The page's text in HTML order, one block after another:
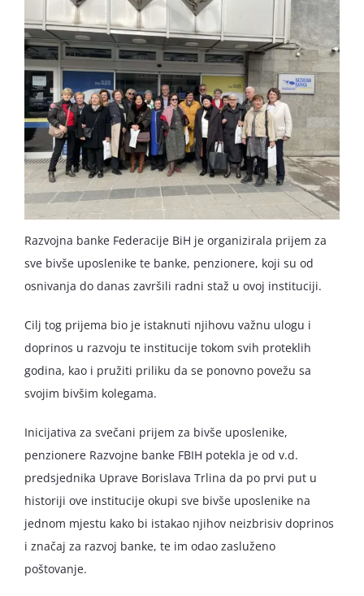
Razvojna banke Federacije BiH je organizirala prijem za
sve bivše uposlenike te banke, penzionere, koji su od
osnivanja do danas završili radni staž u ovoj instituciji.
Cilj tog prijema bio je istaknuti njihovu važnu ulogu i
doprinos u razvoju te institucije tokom svih proteklih
godina, kao i pružiti priliku da se ponovno povežu sa
svojim bivšim kolegama.
Inicijativa za svečani prijem za bivše uposlenike,
penzionere Razvojne banke FBIH potekla je od v.d.
predsjednika Uprave Borislava Trlina da po prvi put u
historiji ove institucije okupi sve bivše uposlenike na
jednom mjestu kako bi istakao njihov neizbrisiv doprinos
i značaj za razvoj banke, te im odao zasluženo
poštovanje.